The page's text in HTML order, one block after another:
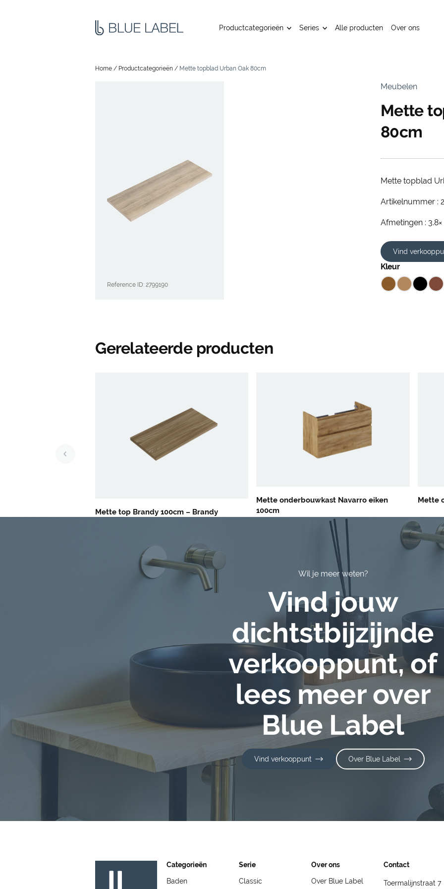
Productcategorieën Series Alle producten Over ons
Home / Productcategorieën / Mette topblad Urban Oak 80cm
Reference ID: 2799190
Meubelen
Mette
80cm
Mette topblad
Artikelnummer :
Afmetingen : 3.8×
Vind
Kleur
Gerelateerde producten
Mette top Brandy 100cm – Brandy
Mette onderbouwkast Navarro eiken
100cm
Mette
Wil je meer weten?
Vind jouw
dichtstbijzijnde
verkooppunt, of
lees meer over
Blue Label
Vind verkooppunt Over Blue Label
Categorieën
Baden
Serie
Classic
Over ons
Over Blue Label
Contact
Toermalijnstraat 7